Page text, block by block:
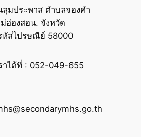
มประพาส ตำบลจองคำ
ฮ่องสอน. จังหวัด
หัสไปรษณีย์ 58000
าได้ที่ : 052-049-655